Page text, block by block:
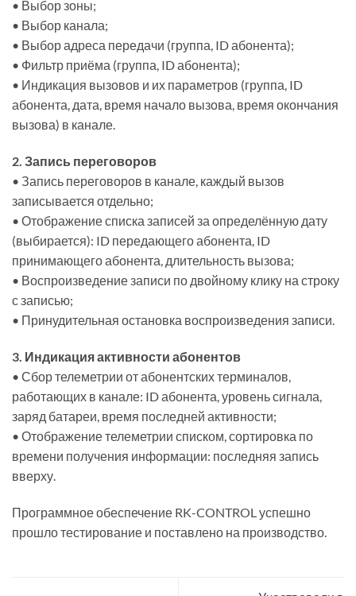
• Выбор зоны;
• Выбор канала;
• Выбор адреса передачи (группа, ID абонента);
• Фильтр приёма (группа, ID абонента);
• Индикация вызовов и их параметров (группа, ID
абонента, дата, время начало вызова, время окончания
вызова) в канале.
2. Запись переговоров
• Запись переговоров в канале, каждый вызов
записывается отдельно;
• Отображение списка записей за определённую дату
(выбирается): ID передающего абонента, ID
принимающего абонента, длительность вызова;
• Воспроизведение записи по двойному клику на строку
с записью;
• Принудительная остановка воспроизведения записи.
3. Индикация активности абонентов
• Сбор телеметрии от абонентских терминалов,
работающих в канале: ID абонента, уровень сигнала,
заряд батареи, время последней активности;
• Отображение телеметрии списком, сортировка по
времени получения информации: последняя запись
вверху.
Программное обеспечение RK-CONTROL успешно
прошло тестирование и поставлено на производство.